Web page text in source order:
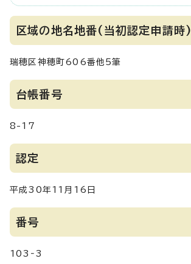
区域の地名地番(当初認定申請時)
瑞穂区神穂町606番他5筆
台帳番号
8-17
認定
平成30年11月16日
番号
103‐3